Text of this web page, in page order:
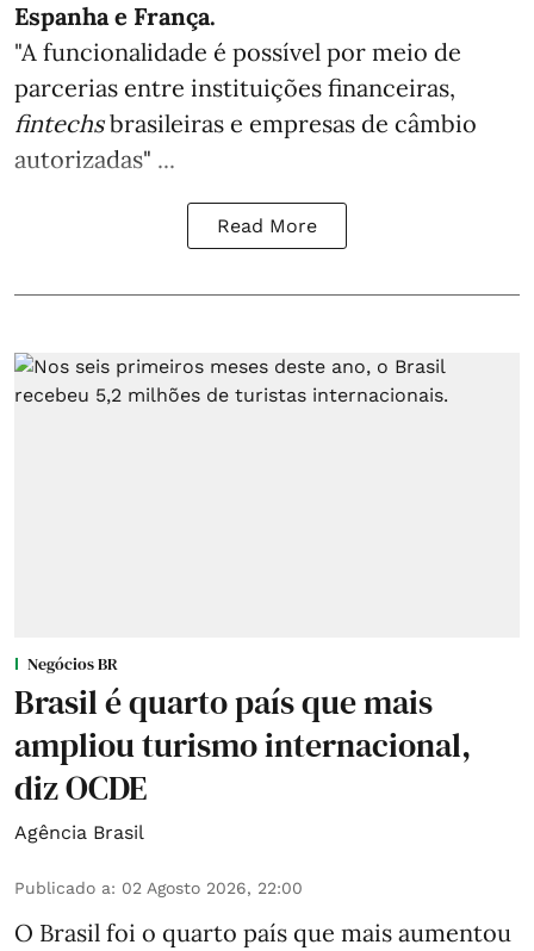
Espanha e França.
"A funcionalidade é possível por meio de
parcerias entre instituições financeiras,
fintechsbrasileiras e empresas de câmbio
autorizadas" ...
Read More
Negócios BR
Brasil é quarto país que mais
ampliou turismo internacional,
diz OCDE
Agência Brasil
Publicado a: 02 Agosto 2026, 22:00
O Brasil foi o quarto país que mais aumentou